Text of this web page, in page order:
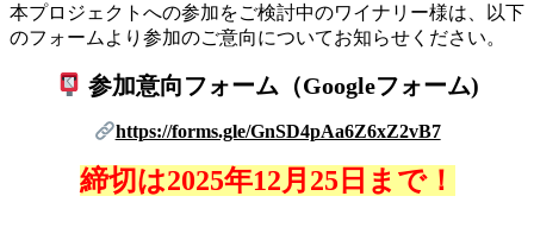
本プロジェクトへの参加をご検討中のワイナリー様は、以下
のフォームより 参加のご意向についてお知らせください。
参加意向フォーム（Googleフォーム)
https://forms.gle/GnSD4pAa6Z6xZ2vB7
締切は2025年12月25日まで！